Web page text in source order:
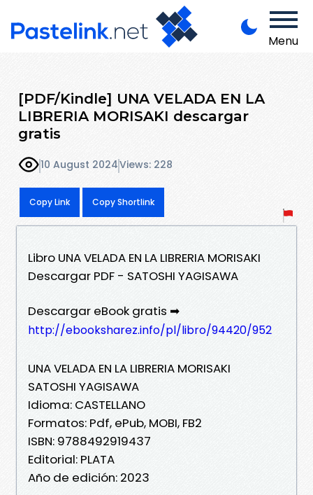
Menu
[PDF/Kindle] UNA VELADA EN LA
LIBRERIA MORISAKI descargar
gratis
10 August 2024Views: 228
Copy Link Copy Shortlink
Libro UNA VELADA EN LA LIBRERIA MORISAKI
Descargar PDF - SATOSHI YAGISAWA
Descargar eBook gratis ➡
http://ebooksharez.info/pl/libro/94420/952
UNA VELADA EN LA LIBRERIA MORISAKI
SATOSHI YAGISAWA
Idioma: CASTELLANO
Formatos: Pdf, ePub, MOBI, FB2
ISBN: 9788492919437
Editorial: PLATA
Año de edición: 2023